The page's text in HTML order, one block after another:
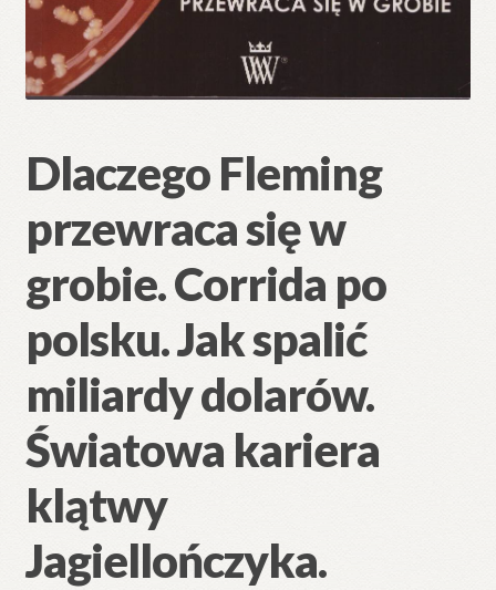
Dlaczego Fleming
przewraca się w
grobie. Corrida po
polsku. Jak spalić
miliardy dolarów.
Światowa kariera
klątwy
Jagiellończyka.